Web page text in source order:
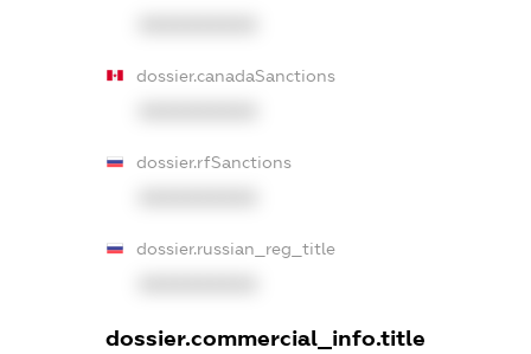
dossier.canadaSanctions
dossier.rfSanctions
dossier.russian_reg_title
dossier.commercial_info.title